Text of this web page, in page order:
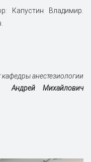
Капустин Владимир.
кафедры анестезиологии
Андрей Михайлович